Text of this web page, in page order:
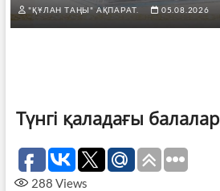
"ҚҰЛАН ТАҢЫ" АҚПАРАТ. 05.08.2026
Түнгі қаладағы балалар
288 Views